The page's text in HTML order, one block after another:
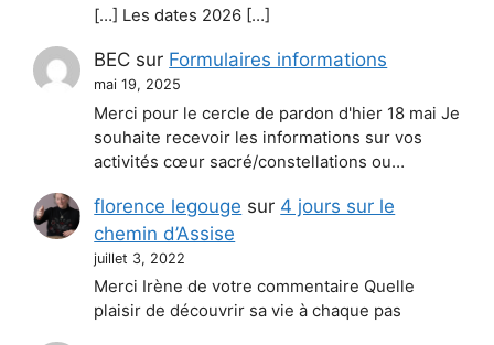
[…] Les dates 2026 […]
BEC sur Formulaires informations
mai 19, 2025
Merci pour le cercle de pardon d'hier 18 mai Je
souhaite recevoir les informations sur vos
activités cœur sacré/constellations ou…
florence legouge sur 4 jours sur le
chemin d’Assise
juillet 3, 2022
Merci Irène de votre commentaire Quelle
plaisir de découvrir sa vie à chaque pas